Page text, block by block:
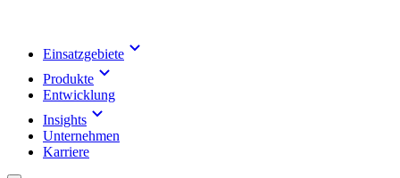
Einsatzgebiete
Produkte
Entwicklung
Insights
Unternehmen
Karriere